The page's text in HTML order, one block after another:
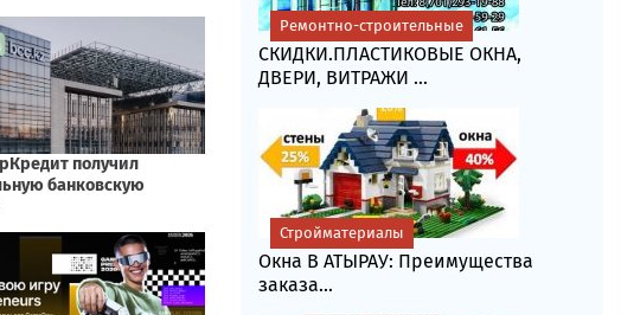
СКИДКИ.ПЛАСТИКОВЫЕ ОКНА,
ДВЕРИ, ВИТРАЖИ ...
Ремонтно-строительные
Окна В АТЫРАУ: Преимущества
заказа...
Стройматериалы